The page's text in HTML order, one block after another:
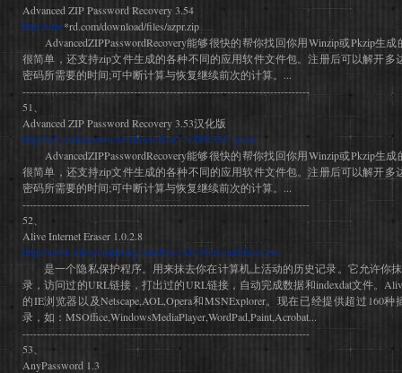
Advanced ZIP Password Recovery 3.54
http://crac*rd.com/download/files/azpr.zip
AdvancedZIPPasswordRecovery能够很快的帮你找回你用Winzip或Pkzip生
很简单，还支持zip文件生成的各种不同的应用软件文件包。注册后可以解开多
密码所需要的时间;可中断计算与恢复继续前次的计算。...
--------------------------------------------------------------------------------
51、
Advanced ZIP Password Recovery 3.53汉化版
http://nj2.onlinedown.net/down/HAC-AZPR353-fy.exe
AdvancedZIPPasswordRecovery能够很快的帮你找回你用Winzip或Pkzip生
很简单，还支持zip文件生成的各种不同的应用软件文件包。注册后可以解开多
密码所需要的时间;可中断计算与恢复继续前次的计算。...
--------------------------------------------------------------------------------
52、
Alive Internet Eraser 1.0.2.8
http://www.alivecomputing.com/files/AliveInternetEraser.exe
是一个隐私保护程序。用来抹去你在计算机上活动的历史记录。它允许你抹
录，访问过的URL链接，打出过的URL链接，自动完成数据和indexdat文件。
的IE浏览器以及Netscape,AOL,Opera和MSNExplorer。现在已经提供超过160
录，如：MSOffice,WindowsMediaPlayer,WordPad,Paint,Acrobat...
--------------------------------------------------------------------------------
53、
AnyPassword 1.3